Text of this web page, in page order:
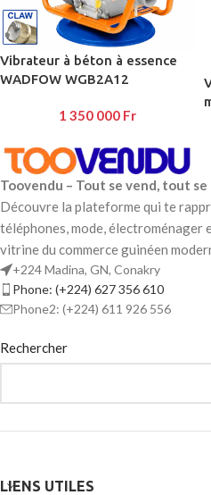
Vibrateur à béton à essence
WADFOW WGB2A12
1 350 000 Fr
Toovendu – Tout se vend, tout
Découvre la plateforme qui te
téléphones, mode, électroménager
vitrine du commerce guinéen
+224 Madina, GN, Conakry
Phone: (+224) 627 356 610
Phone2: (+224) 611 926 556
Rechercher
LIENS UTILES